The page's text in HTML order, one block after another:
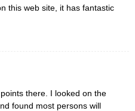
this web site, it has fantastic
there. I looked on the
found most persons will